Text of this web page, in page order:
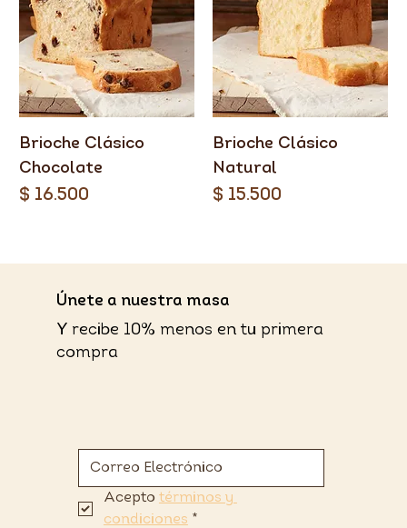
Brioche Clásico
Chocolate
Precio
$ 16.500
Brioche Clásico
Natural
Precio
$ 15.500
​Únete a nuestra masa
Y recibe 10% menos en tu primera
compra
Acepto términos y
condiciones *